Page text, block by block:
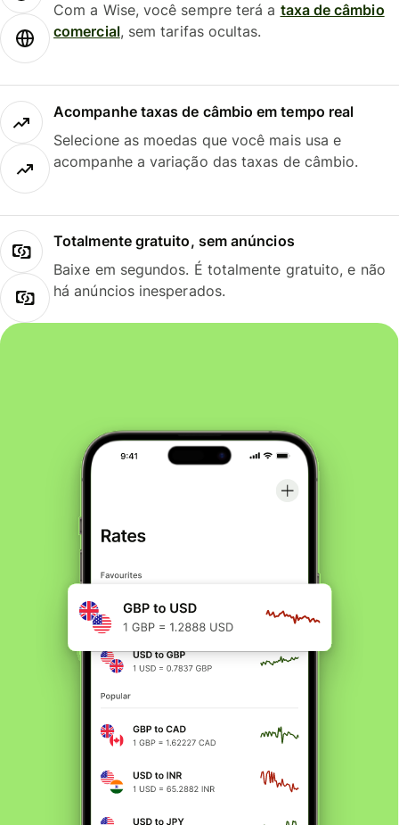
Com a Wise, você sempre terá a taxa de câmbio
comercial, sem tarifas ocultas.
Acompanhe taxas de câmbio em tempo real
Selecione as moedas que você mais usa e
acompanhe a variação das taxas de câmbio.
Totalmente gratuito, sem anúncios
Baixe em segundos. É totalmente gratuito, e não
há anúncios inesperados.